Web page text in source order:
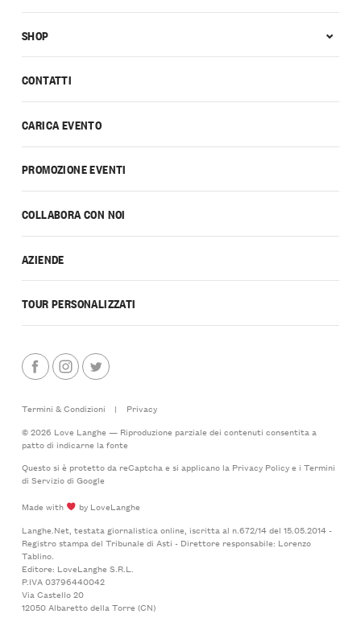
CONTATTI
CARICA EVENTO
PROMOZIONE EVENTI
COLLABORA CON NOI
AZIENDE
TOUR PERSONALIZZATI
SHOP
Termini & Condizioni |
Privacy
© 2026 Love Langhe — Riproduzione parziale dei contenuti consentita a
patto di indicarne la fonte
Questo si è protetto da reCaptcha e si applicano la Privacy Policye i Termini
di Serviziodi Google
Made with
by LoveLanghe
Langhe.Net, testata giornalistica online, iscritta al n.672/14 del 15.05.2014 -
Registro stampa del Tribunale di Asti - Direttore responsabile: Lorenzo
Tablino.
Editore: LoveLanghe S.R.L.
P.IVA 03796440042
Via Castello 20
12050 Albaretto della Torre (CN)